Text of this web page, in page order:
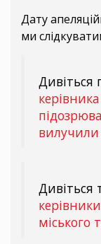
Дату
ми
Дивіться
вилучили
Дивіться
міського